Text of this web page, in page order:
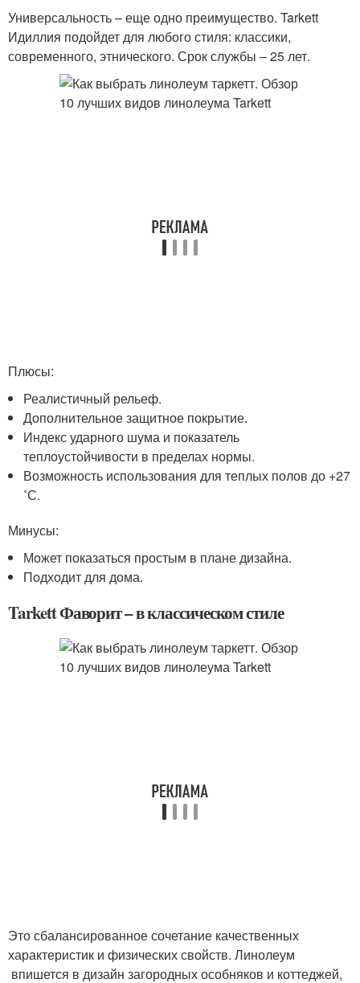
Универсальность – еще одно преимущество. Tarkett
Идиллия подойдет для любого стиля: классики,
современного, этнического. Срок службы – 25 лет.
Плюсы:
Реалистичный рельеф.
Дополнительное защитное покрытие.
Индекс ударного шума и показатель
теплоустойчивости в пределах нормы.
Возможность использования для теплых полов до +27
˚С.
Минусы:
Может показаться простым в плане дизайна.
Подходит для дома.
Tarkett Фаворит – в классическом стиле
Это сбалансированное сочетание качественных
характеристик и физических свойств. Линолеум
впишется в дизайн загородных особняков и коттеджей,